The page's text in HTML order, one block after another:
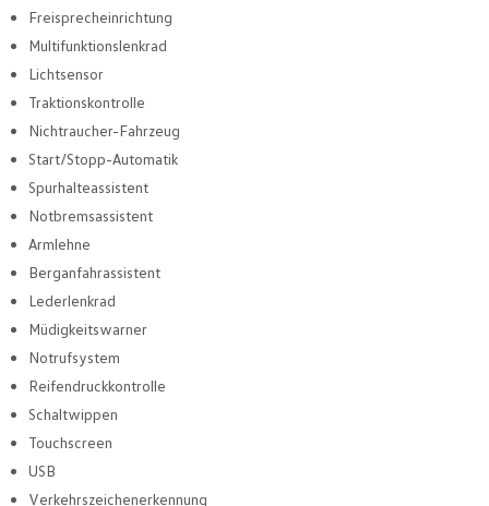
Freisprecheinrichtung
Multifunktionslenkrad
Lichtsensor
Traktionskontrolle
Nichtraucher-Fahrzeug
Start/Stopp-Automatik
Spurhalteassistent
Notbremsassistent
Armlehne
Berganfahrassistent
Lederlenkrad
Müdigkeitswarner
Notrufsystem
Reifendruckkontrolle
Schaltwippen
Touchscreen
USB
Verkehrszeichenerkennung